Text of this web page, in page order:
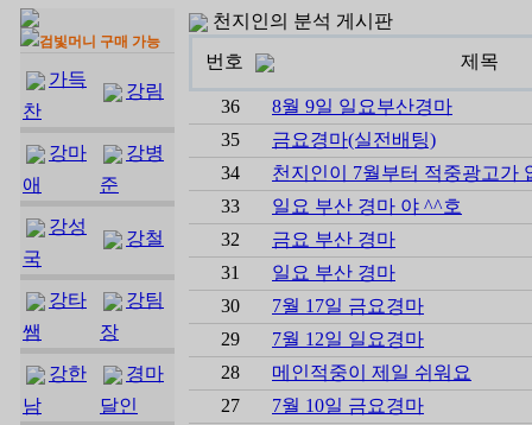
검빛머니 구매 가능
가득
찬
강림
강마
애
강병
준
강성
국
강철
강타
쌤
강팀
장
강한
남
경마
달인
천지인의 분석 게시판
번호
제목
36
8월 9일 일요부산경마
35
금요경마(실전배팅)
34
천지인이 7월부터 적중광고가
33
일요 부산 경마 야 ^^호
32
금요 부산 경마
31
일요 부산 경마
30
7월 17일 금요경마
29
7월 12일 일요경마
28
메인적중이 제일 쉬워요
27
7월 10일 금요경마